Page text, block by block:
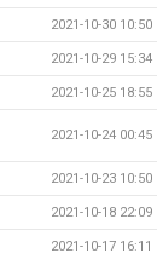
2021-10-30 10:50
2021-10-29 15:34
2021-10-25 18:55
2021-10-24 00:45
2021-10-23 10:50
2021-10-18 22:09
2021-10-17 16:11